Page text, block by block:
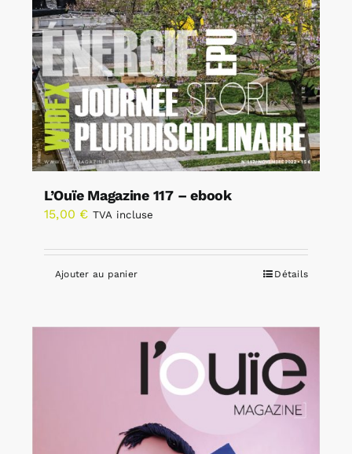
L’Ouïe Magazine 117 – ebook
15,00 € TVA incluse
Ajouter au panier Détails